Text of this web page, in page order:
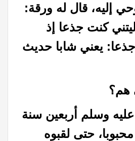
إليه، قال له ورقة:
كنت جذعا إذ
يعني شابا حديث
هم؟
عليه وسلم أربعين سنة
حتى لقبوه